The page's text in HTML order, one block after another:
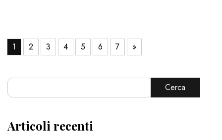
1 2 3 4 5 6 7 »
Cerca
Articoli recenti